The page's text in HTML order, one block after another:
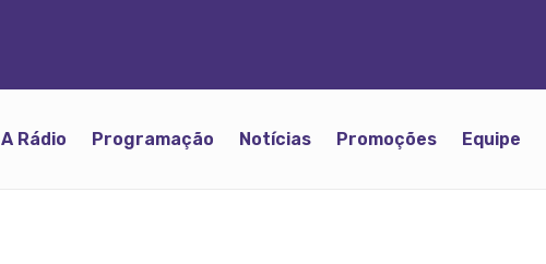
A Rádio Programação Notícias Promoções Equipe